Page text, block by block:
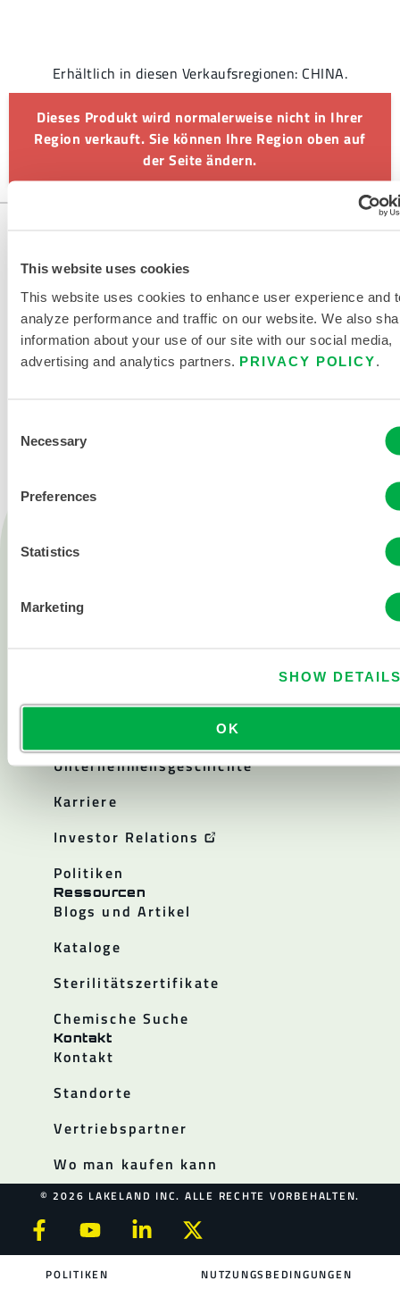
This website uses cookies
This website uses cookies to enhance user experience and
analyze performance and traffic on our website. We also
information about your use of our site with our social media,
advertising and analytics partners. PRIVACY POLICY
Selection
Necessary
Preferences
Statistics
Marketing
SHOW
OK
Erhältlich in diesen Verkaufsregionen: CHINA.
Dieses Produkt wird normalerweise nicht in Ihrer
Region verkauft. Sie können Ihre Region oben auf
der Seite ändern.
KONTAKT
Feuer
Reinraum
Über
Unternehmensgeschichte
Karriere
Investor Relations
Politiken
Ressourcen
Blogs und Artikel
Kataloge
Sterilitätszertifikate
Chemische Suche
Kontakt
Kontakt
Standorte
Vertriebspartner
Wo man kaufen kann
© 2026 LAKELAND INC. ALLE RECHTE VORBEHALTEN.
POLITIKEN NUTZUNGSBEDINGUNGEN